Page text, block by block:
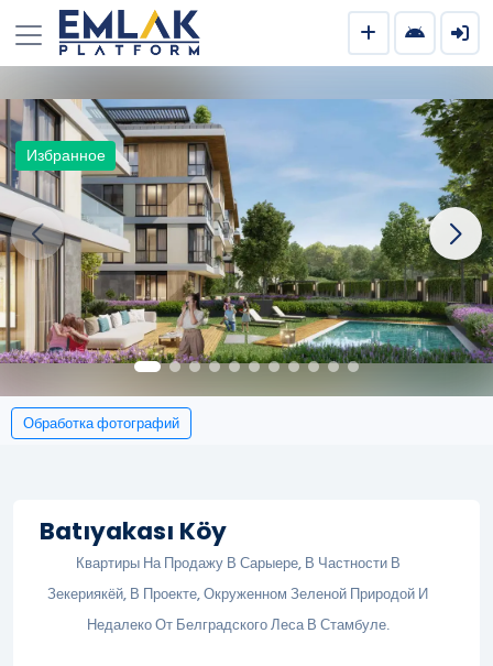
Избранное
Обработка фотографий
Batıyakası Köy
Квартиры На Продажу В Сарыере, В Частности В
Зекериякёй, В Проекте, Окруженном Зеленой Природой И
Недалеко От Белградского Леса В Стамбуле.